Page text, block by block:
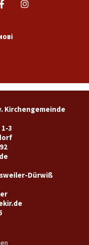
Kirchengemeinde
3
Dürwiß